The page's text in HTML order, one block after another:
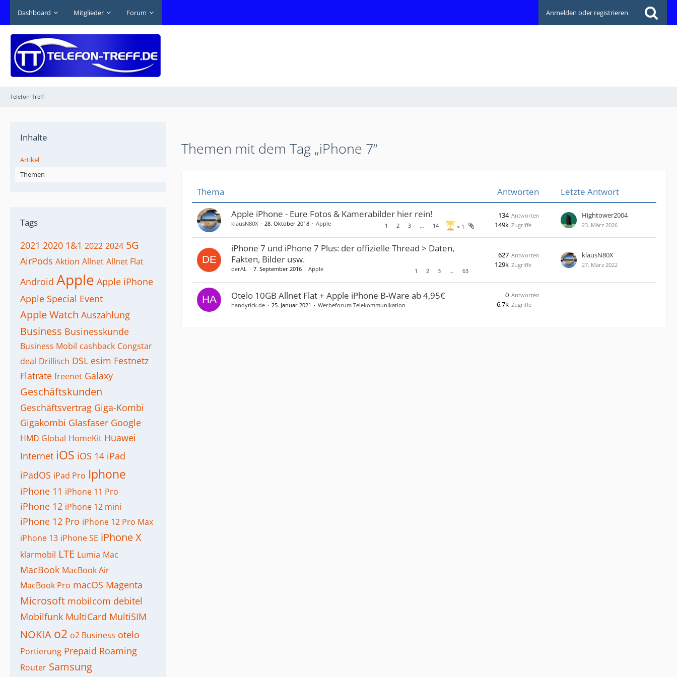
Dashboard Mitglieder Forum Anmelden oder registrieren
Telefon-Treff
Inhalte
Artikel
Themen
Tags
2021 2020 1&1 2022 2024 5G
AirPods Aktion Allnet Allnet Flat
Android Apple Apple iPhone
Apple Special Event
Apple Watch Auszahlung
Business Businesskunde
Business Mobil cashback Congstar
deal Drillisch DSL esim Festnetz
Flatrate freenet Galaxy
Geschäftskunden
Geschäftsvertrag Giga-Kombi
Gigakombi Glasfaser Google
HMD Global HomeKit Huawei
Internet iOS iOS 14 iPad
iPadOS iPad Pro Iphone
iPhone 11 iPhone 11 Pro
iPhone 12 iPhone 12 mini
iPhone 12 Pro iPhone 12 Pro Max
iPhone 13 iPhone SE iPhone X
klarmobil LTE Lumia Mac
MacBook MacBook Air
MacBook Pro macOS Magenta
Microsoft mobilcom debitel
Mobilfunk MultiCard MultiSIM
NOKIA o2 o2 Business otelo
Portierung Prepaid Roaming
Router Samsung
Themen mit dem Tag „iPhone 7“
Thema Antworten
Letzte Antwort
Apple iPhone - Eure Fotos & Kamerabilder hier rein!
1 2 3 … 14 1
klausN80X 28. Oktober 2018 Apple
Antworten
134
Zugriffe
149k
Hightower2004
23. März 2026
iPhone 7 und iPhone 7 Plus: der offizielle Thread > Daten,
Fakten, Bilder usw.
1 2 3 … 63
derAL 7. September 2016 Apple
Antworten
627
Zugriffe
129k
klausN80X
27. März 2022
Otelo 10GB Allnet Flat + Apple iPhone B-Ware ab 4,95€
handytick.de 25. Januar 2021 Werbeforum Telekommunikation
Antworten
0
Zugriffe
6,7k